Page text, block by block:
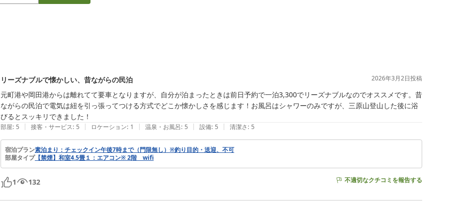
リーズナブルで懐かしい、昔ながらの民泊 2026年3月2日投稿
元町港や岡田港からは離れてて要車となりますが、自分が泊まったときは前日予約で一泊3,300でリーズナブルなのでオススメです。昔
ながらの民泊で電気は紐を引っ張ってつける方式でどこか懐かしさを感じます！お風呂はシャワーのみですが、三原山登山した後に浴
びるとスッキリできました！
部屋: 5 | 接客・サービス: 5 | ロケーション: 1 | 温泉・お風呂: 5 | 設備: 5 | 清潔さ: 5
宿泊プラン素泊まり：チェックイン午後7時まで（門限無し）※釣り目的・送迎、不可
部屋タイプ【禁煙】和室4.5畳１：エアコン※ 2階 wifi
1 132 不適切なクチコミを報告する